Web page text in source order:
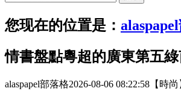
您现在的位置是：
情書盤點粵超的廣東第五
alaspapel部落格2026-08-06 08:22:58 【時尚